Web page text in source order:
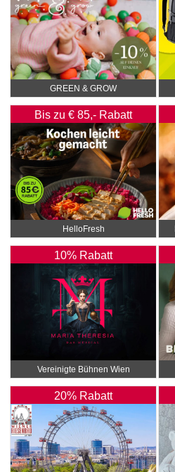
GREEN & GROW
Bis zu € 85,- Rabatt
HelloFresh
10% Rabatt
Vereinigte Bühnen Wien
20% Rabatt